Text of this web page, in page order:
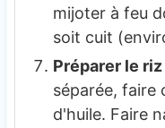
mijoter à feu
soit cuit
Préparer le riz
séparée, faire
d'huile. Faire